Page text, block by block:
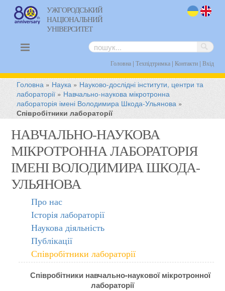
УЖГОРОДСЬКИЙ
НАЦІОНАЛЬНИЙ
УНІВЕРСИТЕТ
Головна| Техпідтримка| Контакти| Вхід
Головна » Наука » Науково-дослідні інститути, центри та
лабораторії » Навчально-наукова мікротронна
лабораторія імені Володимира Шкода-Ульянова »
Співробітники лабораторії
НАВЧАЛЬНО-НАУКОВА
МІКРОТРОННА ЛАБОРАТОРІЯ
ІМЕНІ ВОЛОДИМИРА ШКОДА-
УЛЬЯНОВА
Про нас
Історія лабораторії
Наукова діяльність
Публікації
Співробітники лабораторії
Співробітники навчально-наукової мікротронної
лабораторії